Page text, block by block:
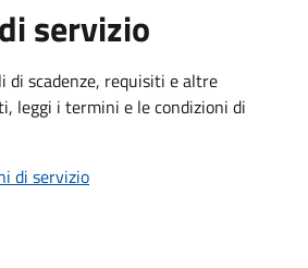
servizio
di scadenze, requisiti e altre
leggi i termini e le condizioni di
di servizio